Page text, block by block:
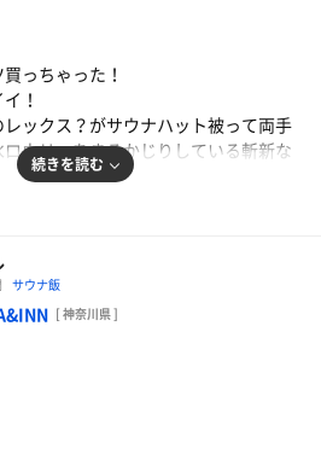
ガレット
レット。クレープの端っこの味が
っちゃった！
！
レックス？がサウナハット被って両手
ウリュをまるかじりしている斬新な
続きを読む
サウナ飯
[ 神奈川県 ]